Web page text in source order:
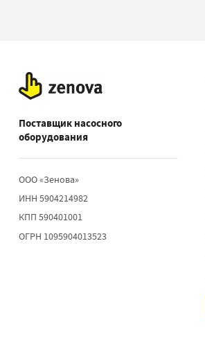
Поставщик насосного
оборудования
ООО «Зенова»
ИНН 5904214982
КПП 590401001
ОГРН 1095904013523